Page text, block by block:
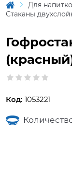
Для
Стаканы
Код: 1053221